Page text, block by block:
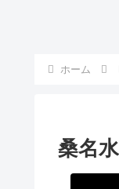
ホーム
桑名